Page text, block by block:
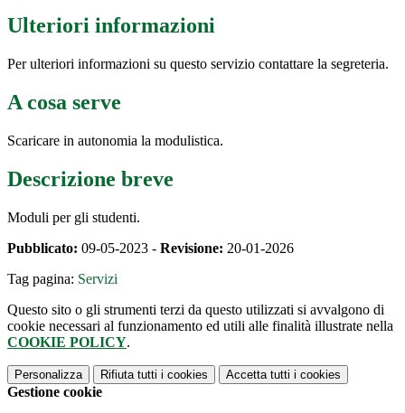
Ulteriori informazioni
Per ulteriori informazioni su questo servizio contattare la segreteria.
A cosa serve
Scaricare in autonomia la modulistica.
Descrizione breve
Moduli per gli studenti.
Pubblicato: 09-05-2023 - Revisione: 20-01-2026
Tag pagina: Servizi
Questo sito o gli strumenti terzi da questo utilizzati si avvalgono di
cookie necessari al funzionamento ed utili alle finalità illustrate nella
COOKIE POLICY.
Personalizza Rifiuta tutti i cookies Accetta tutti i cookies
Gestione cookie